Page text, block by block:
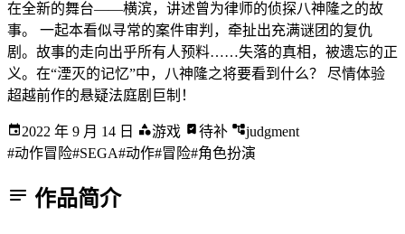
在全新的舞台——横滨，讲述曾为律师的侦探八神隆之的故
事。 一起本看似寻常的案件审判，牵扯出充满谜团的复仇
剧。故事的走向出乎所有人预料……失落的真相，被遗忘的正
义。在“湮灭的记忆”中，八神隆之将要看到什么？ 尽情体验
超越前作的悬疑法庭剧巨制！
2022 年 9 月 14 日 游戏 待补
judgment
#动作冒险#SEGA#动作#冒险#角色扮演
作品简介